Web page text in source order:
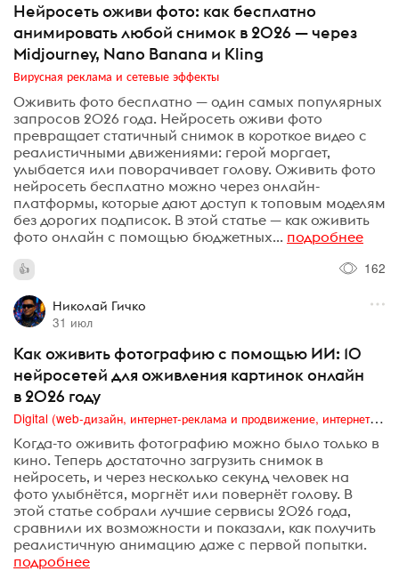
Нейросеть оживи фото: как бесплатно
анимировать любой снимок в 2026 — через
Midjourney, Nano Banana и Kling
Вирусная реклама и сетевые эффекты
Оживить фото бесплатно — один самых популярных
запросов 2026 года. Нейросеть оживи фото
превращает статичный снимок в короткое видео с
реалистичными движениями: герой моргает,
улыбается или поворачивает голову. Оживить фото
нейросеть бесплатно можно через онлайн-
платформы, которые дают доступ к топовым моделям
без дорогих подписок. В этой статье — как оживить
фото онлайн с помощью бюджетных... подробнее
162
Николай Гичко
31 июл
Как оживить фотографию с помощью ИИ: 10
нейросетей для оживления картинок онлайн
в 2026 году
Digital (web-дизайн, интернет-реклама и продвижение, интернет-сообщества и блоги, интернет-коммуникации, мобильный маркетинг, реклама на цифровых экранах)
Когда-то оживить фотографию можно было только в
кино. Теперь достаточно загрузить снимок в
нейросеть, и через несколько секунд человек на
фото улыбнётся, моргнёт или повернёт голову. В
этой статье собрали лучшие сервисы 2026 года,
сравнили их возможности и показали, как получить
реалистичную анимацию даже с первой попытки.
подробнее